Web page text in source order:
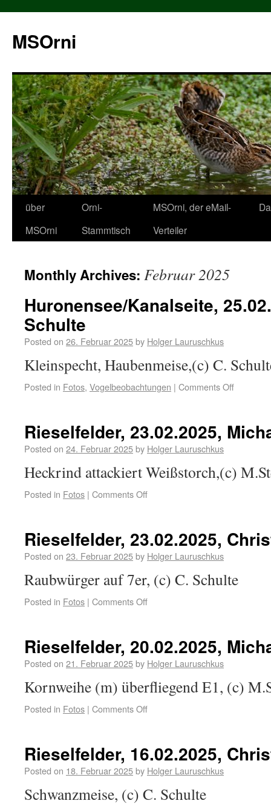
MSOrni
über
MSOrni
Orni-
Stammtisch
MSOrni, der eMail-
Verteiler
Monthly Archives: Februar 2025
Huronensee/Kanalseite,
Schulte
Posted on 26. Februar 2025by Holger Lauruschkus
Kleinspecht, Haubenmeise,(c) C.
Posted in Fotos, Vogelbeobachtungen | Comments Off
Rieselfelder, 23.02.2025,
Posted on 24. Februar 2025by Holger Lauruschkus
Heckrind attackiert Weißstorch,(c)
Posted in Fotos | Comments Off
Rieselfelder, 23.02.2025,
Posted on 23. Februar 2025by Holger Lauruschkus
Raubwürger auf 7er, (c) C. Schulte
Posted in Fotos | Comments Off
Rieselfelder, 20.02.2025,
Posted on 21. Februar 2025by Holger Lauruschkus
Kornweihe (m) überfliegend E1, (c)
Posted in Fotos | Comments Off
Rieselfelder, 16.02.2025,
Posted on 18. Februar 2025by Holger Lauruschkus
Schwanzmeise, (c) C. Schulte